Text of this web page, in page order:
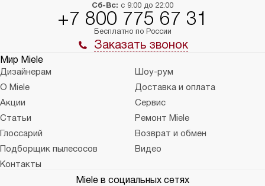
Сб-Вс: с 9:00 до 22:00
+7 800 775 67 31
Бесплатно по России
Заказать звонок
Мир Miele
Дизайнерам
Шоу-рум
О Miele
Доставка и оплата
Акции
Сервис
Статьи
Ремонт Miele
Глоссарий
Возврат и обмен
Подборщик пылесосов
Видео
Контакты
Miele в социальных сетях